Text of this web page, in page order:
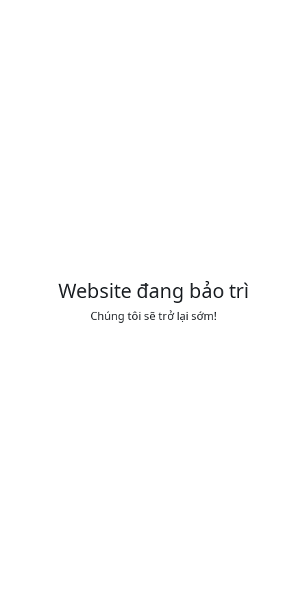
Website đang bảo trì
Chúng tôi sẽ trở lại sớm!